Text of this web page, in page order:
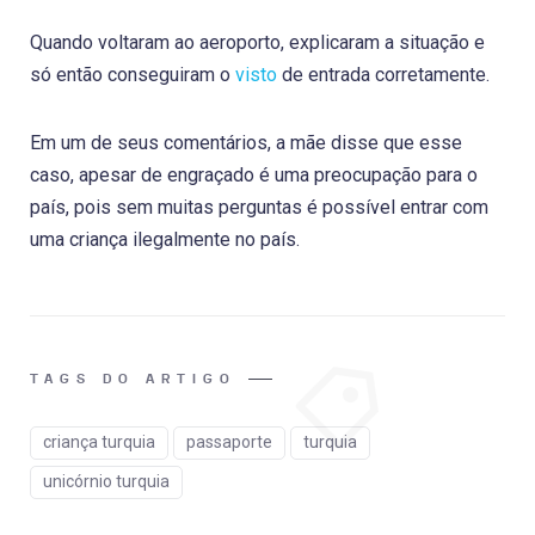
Quando voltaram ao aeroporto, explicaram a situação e
só então conseguiram o visto de entrada corretamente.
Em um de seus comentários, a mãe disse que esse
caso, apesar de engraçado é uma preocupação para o
país, pois sem muitas perguntas é possível entrar com
uma criança ilegalmente no país.
TAGS DO ARTIGO
criança turquia passaporte turquia
unicórnio turquia